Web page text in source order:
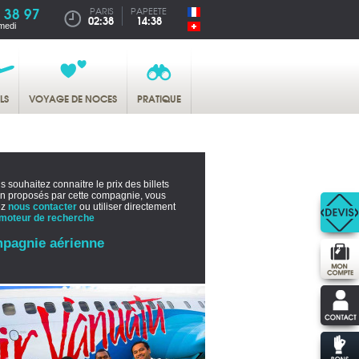
97 PARIS
02:38
PAPEETE
14:38
VOYAGE DE NOCES PRATIQUE
souhaitez connaitre le prix des billets
proposés par cette compagnie, vous
nous contacter ou utiliser directement
de recherche
aérienne